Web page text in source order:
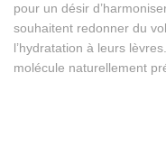
pour un désir
souhaitent redonner du
l’hydratation à leurs
molécule naturellement